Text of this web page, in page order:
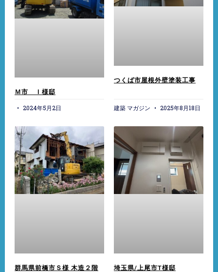
Ｍ市 Ｉ様邸
2024年5月2日
つくば市屋根外壁塗装工事
建築 マガジン 2025年8月18日
群馬県前橋市Ｓ様 木造２階
埼玉県/上尾市T様邸